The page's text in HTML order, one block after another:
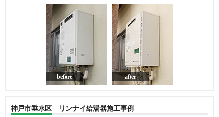
before after
神戸市垂水区 リンナイ給湯器施工事例